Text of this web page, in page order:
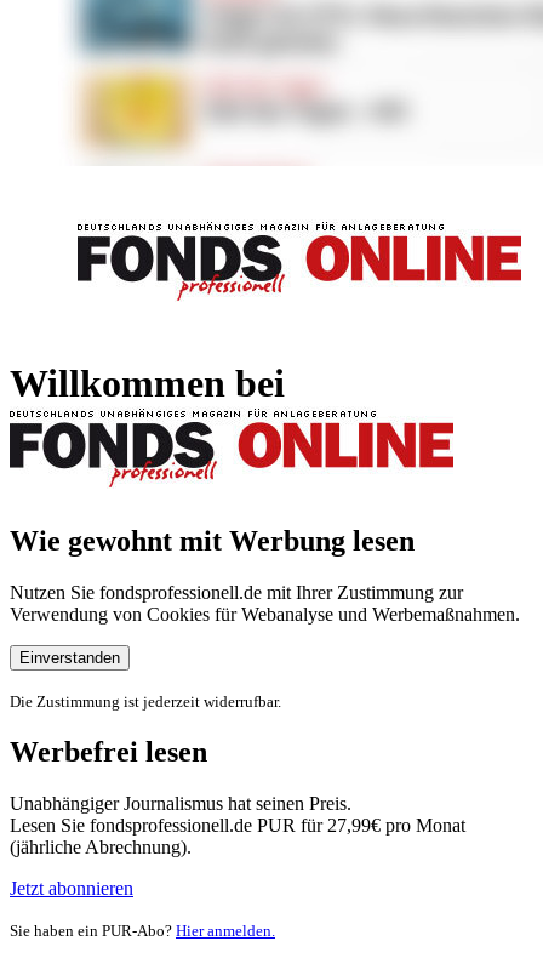
Willkommen bei
Wie gewohnt mit Werbung lesen
Nutzen Sie fondsprofessionell.de mit Ihrer Zustimmung zur
Verwendung von Cookies für Webanalyse und Werbemaßnahmen.
Einverstanden
Die Zustimmung ist jederzeit widerrufbar.
Werbefrei lesen
Unabhängiger Journalismus hat seinen Preis.
Lesen Sie fondsprofessionell.de PUR für 27,99€ pro Monat
(jährliche Abrechnung).
Jetzt abonnieren
Sie haben ein PUR-Abo? Hier anmelden.